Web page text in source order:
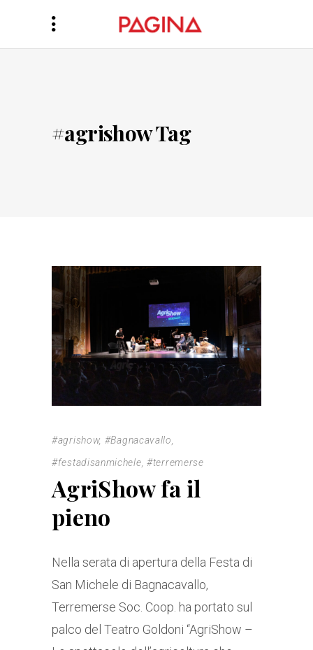
#agrishow Tag
#agrishow, #Bagnacavallo
#festadisanmichele ,#terremerse
AgriShow fa il
pieno
Nella serata di apertura della Festa di
San Michele di Bagnacavallo,
Terremerse Soc. Coop. ha portato sul
palco del Teatro Goldoni “AgriShow –